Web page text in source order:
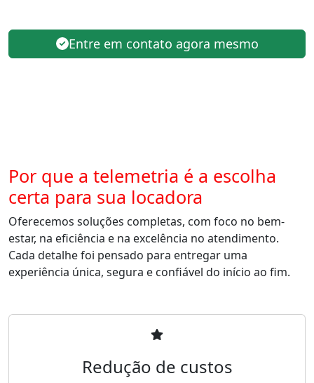
Entre em contato agora mesmo
Por que a telemetria é a escolha
certa para sua locadora
Oferecemos soluções completas, com foco no bem-
estar, na eficiência e na excelência no atendimento.
Cada detalhe foi pensado para entregar uma
experiência única, segura e confiável do início ao fim.
Redução de custos